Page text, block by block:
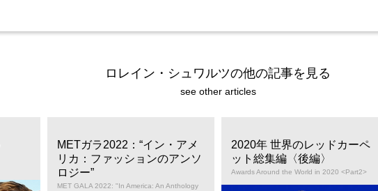
ロレイン・シュワルツの他の記事を見る
see other articles
METガラ2022：“イン・アメ
リカ：ファッションのアンソ
ロジー”
MET GALA 2022: "In America: An Anthology
2020年 世界のレッドカーペ
ット総集編〈後編〉
Awards Around the World in 2020 <Part2>